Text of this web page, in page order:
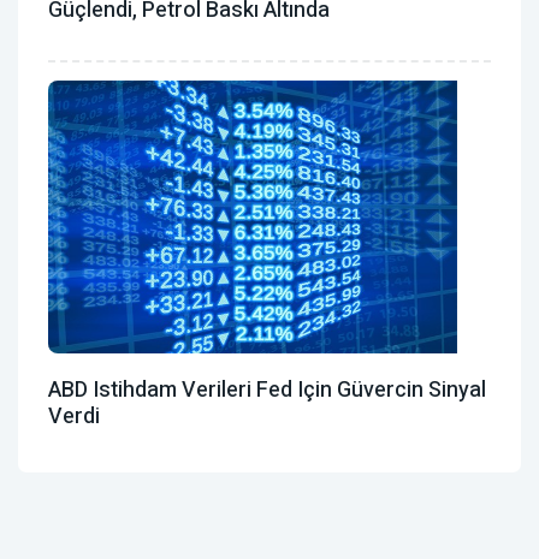
Güçlendi, Petrol Baskı Altında
ABD Istihdam Verileri Fed Için Güvercin Sinyal
Verdi